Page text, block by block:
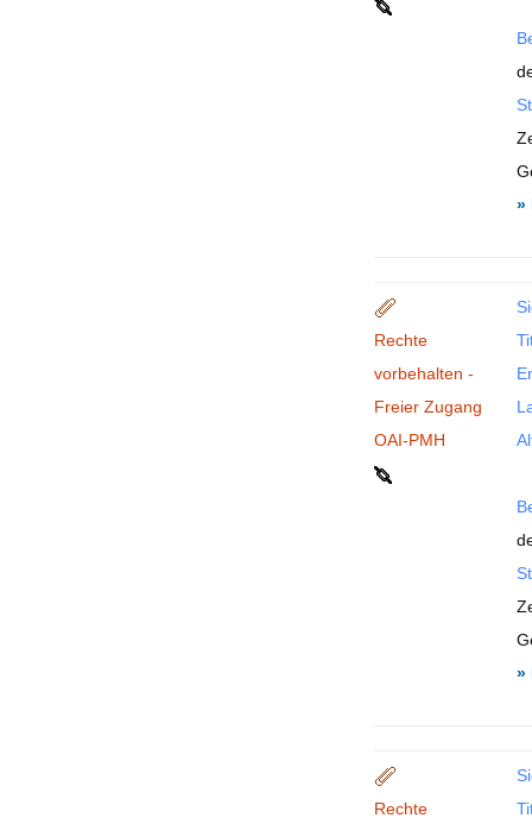
»
Rechte
vorbehalten -
Freier Zugang
OAI-PMH
»
Rechte